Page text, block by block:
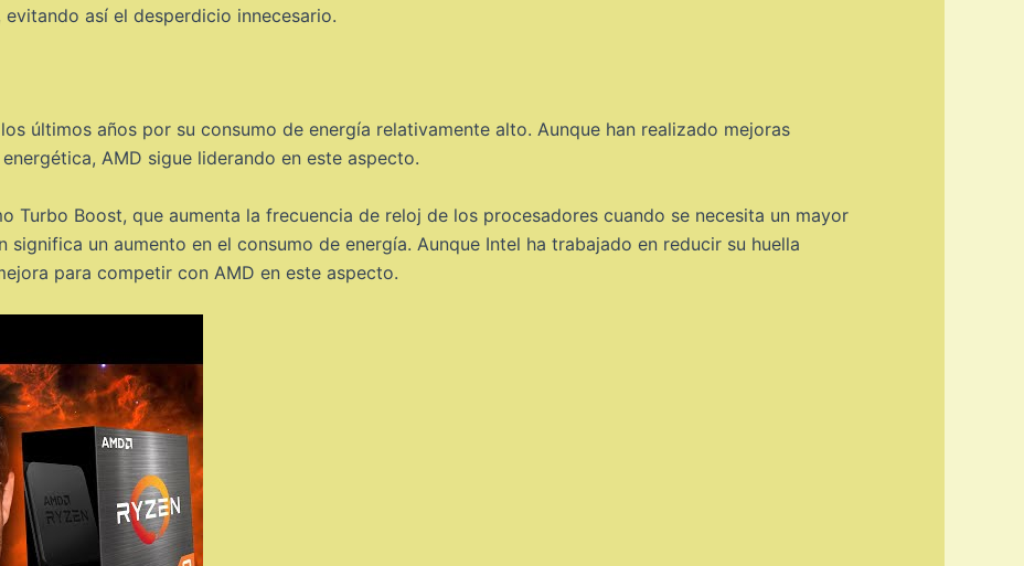
así el desperdicio innecesario.
últimos años por su consumo de energía relativamente alto. Aunque han realizado mejoras
AMD sigue liderando en este aspecto.
Turbo Boost, que aumenta la frecuencia de reloj de los procesadores cuando se necesita un mayor
significa un aumento en el consumo de energía. Aunque Intel ha trabajado en reducir su huella
para competir con AMD en este aspecto.